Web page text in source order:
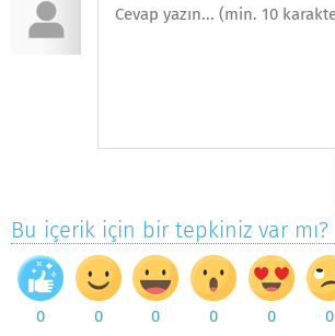
Bu içerik için bir tepkiniz var mı?
0 0 0 0 0 0